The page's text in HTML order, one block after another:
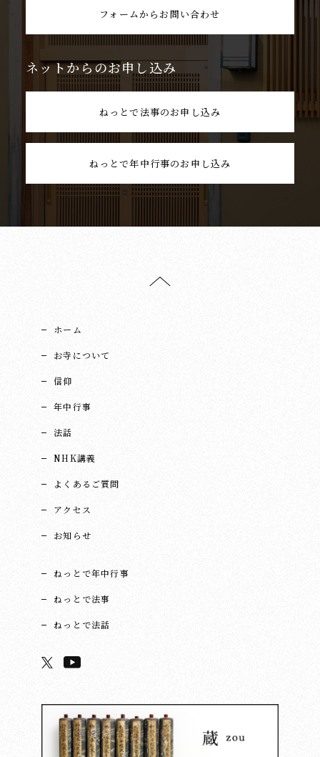
フォームからお問い合わせ
ネットからのお申し込み
ねっとで法事のお申し込み
ねっとで年中行事のお申し込み
ホーム
お寺について
信仰
年中行事
法話
NHK講義
よくあるご質問
アクセス
お知らせ
ねっとで年中行事
ねっとで法事
ねっとで法話